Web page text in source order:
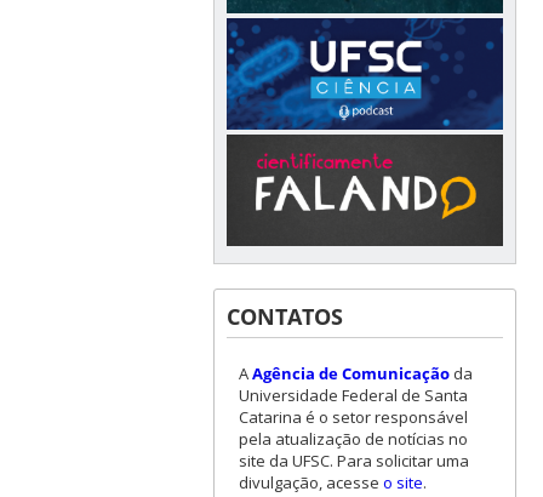
CONTATOS
AAgência de Comunicaçãoda
Universidade Federal de Santa
Catarina é o setor responsável
pela atualização de notícias no
site da UFSC. Para solicitar uma
divulgação, acesse o site.